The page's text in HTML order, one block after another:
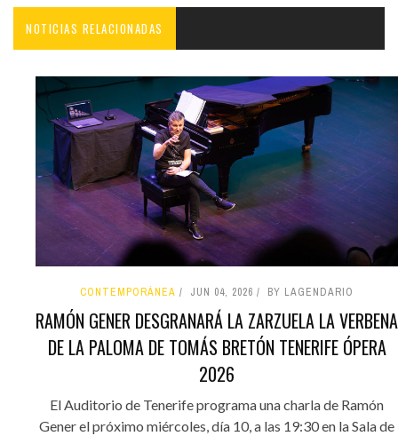
NOTICIAS RELACIONADAS
CONTEMPORÁNEA JUN 04, 2026 BY LAGENDARIO
RAMÓN GENER DESGRANARÁ LA ZARZUELA LA VERBENA
DE LA PALOMA DE TOMÁS BRETÓN TENERIFE ÓPERA
2026
El Auditorio de Tenerife programa una charla de Ramón
Gener el próximo miércoles, día 10, a las 19:30 en la Sala de